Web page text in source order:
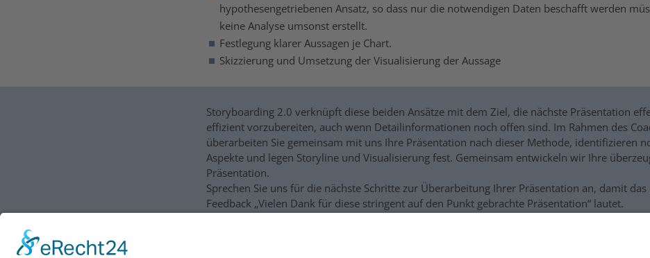
hypothesengetriebenen Ansatz, so dass nur die notwendigen Daten beschafft werden
keine Analyse umsonst erstellt.
Festlegung klarer Aussagen je Chart.
Skizzierung und Umsetzung der Visualisierung der Aussage
Storyboarding 2.0 verknüpft diese beiden Ansätze mit dem Ziel, die nächste Präsentation
effizient vorzubereiten, auch wenn Detailinformationen noch offen sind. Im Rahmen des
überarbeiten Sie gemeinsam mit uns Ihre Präsentation nach dieser Methode, identifizieren
Aspekte und legen Storyline und Visualisierung fest. Gemeinsam entwickeln wir Ihre
Präsentation.
Sprechen Sie uns für die nächste Schritte zur Überarbeitung Ihrer Präsentation an, damit das
Feedback „Vielen Dank für diese stringent auf den Punkt gebrachte Präsentation“ lautet.